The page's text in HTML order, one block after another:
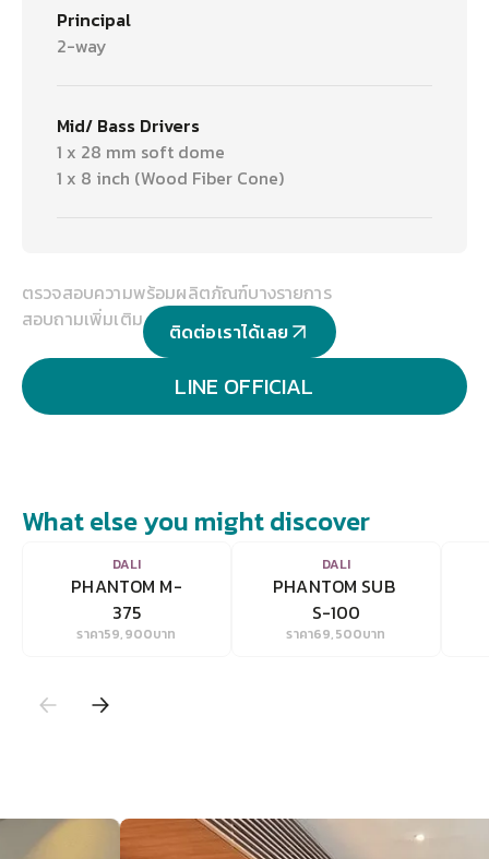
Principal
2-way
Mid/ Bass Drivers
1 x 28 mm soft dome
1 x 8 inch (Wood Fiber Cone)
ตรวจสอบความพร้อมผลิตภัณฑ์บางรายการ
สอบถามเพิ่มเติม
ติดต่อเราได้เลย
LINE OFFICIAL
What else you might discover
VIEW
DALI
PHANTOM M-
375
ราคา59,900บาท
VIEW
DALI
PHANTOM SUB
S-100
ราคา69,500บาท